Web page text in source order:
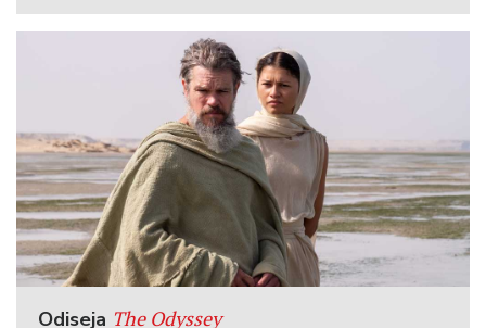
Odiseja The Odyssey